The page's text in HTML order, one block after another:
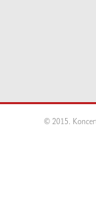
© 2015.